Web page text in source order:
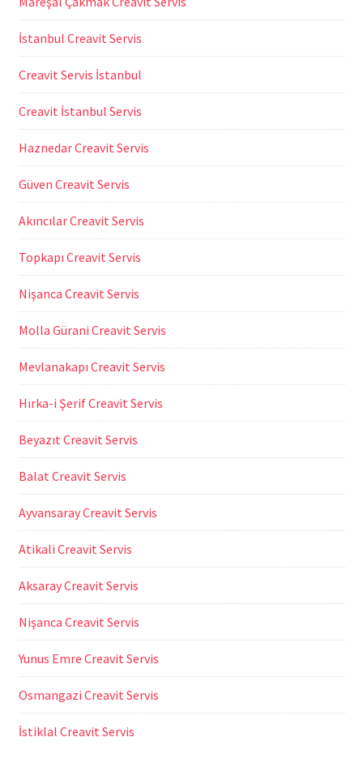
İstanbul Creavit Servis
Creavit Servis İstanbul
Creavit İstanbul Servis
Haznedar Creavit Servis
Güven Creavit Servis
Akıncılar Creavit Servis
Topkapı Creavit Servis
Nişanca Creavit Servis
Molla Gürani Creavit Servis
Mevlanakapı Creavit Servis
Hırka-i Şerif Creavit Servis
Beyazıt Creavit Servis
Balat Creavit Servis
Ayvansaray Creavit Servis
Atikali Creavit Servis
Aksaray Creavit Servis
Nişanca Creavit Servis
Yunus Emre Creavit Servis
Osmangazi Creavit Servis
İstiklal Creavit Servis